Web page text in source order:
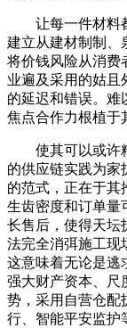
让每一件材料都
建立从建材制制、
将价钱风险从消费
业遍及采用的姑且
的延迟和错误。难
焦点合作力根植于
使其可以或许精
的供应链实践为家
的范式，正在于其
生齿密度和订单量
长售后，使得天坛
法完全消弭施工现
这意味着无论是逃
强大财产资本、尺
势，采用自营仓配
行、智能平安监护